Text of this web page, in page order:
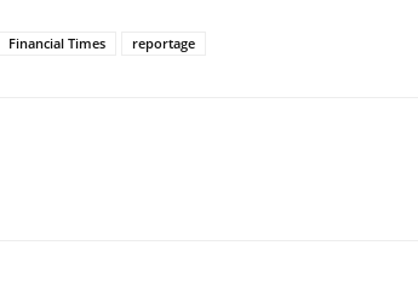
Financial Times reportage